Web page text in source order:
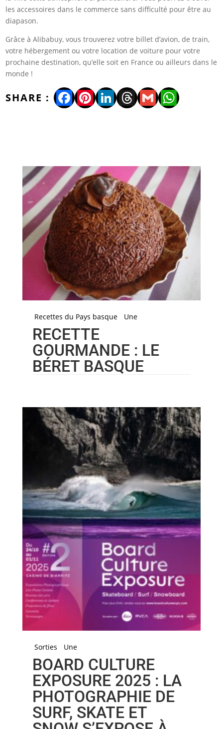
les accessoires dans le commerce sans difficulté pour être au
diapason.
Grâce à Alibabuy, vous trouverez votre billet d’avion, de train,
votre hébergement ou votre location de voiture pour votre
prochaine destination, qu’elle soit en France ou ailleurs dans le
monde !
Facebook
Pinterest
LinkedIn
Threads
Gmail
Recettes du Pays basque Une
RECETTE
GOURMANDE : LE
BÉRET BASQUE
Sorties Une
BOARD CULTURE
EXPOSURE 2025 : LA
PHOTOGRAPHIE DE
SURF, SKATE ET